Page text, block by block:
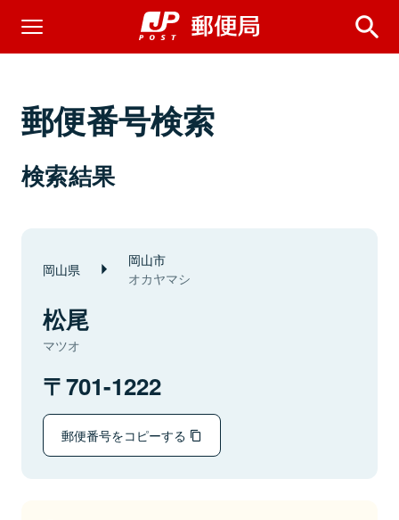
郵便番号検索
検索結果
岡山県 岡山市
オカヤマシ
松尾
マツオ
701-1222
郵便番号をコピーする